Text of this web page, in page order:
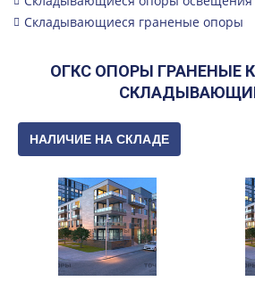
Складывающиеся граненые опоры
ОГКС ОПОРЫ ГРАНЕНЫЕ
НАЛИЧИЕ НА СКЛАДЕ